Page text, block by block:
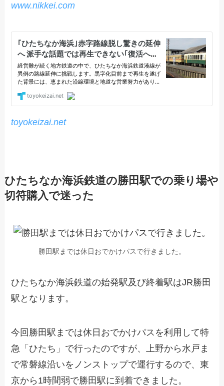
www.nikkei.com
toyokeizai.net
ひたちなか海浜鉄道の勝田駅での乗り場や
切符購入で迷った
勝田駅までは休日おでかけパスで行きました。
ひたちなか海浜鉄道の始発駅及び終着駅はJR勝田
駅となります。
今回勝田駅までは休日おでかけパスを利用して特
急「ひたち」で行ったのですが、上野から水戸ま
で常磐線沿いをノンストップで運行するので、東
京から1時間弱で勝田駅に到着できました。